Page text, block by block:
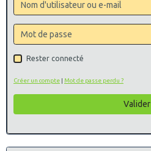
Rester connecté
Créer un compte | Mot de passe perdu ?
Valider